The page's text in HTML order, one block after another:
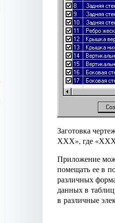
Заготовка
ХХХ», где
Приложение
помещать ее в
различных
данных в
в различные